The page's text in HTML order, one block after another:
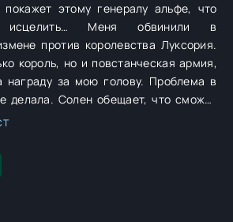
этому генералу альфе, что
Меня обвинили в
против королевства Луксория.
король, но и повстанческая армия,
награду за мою голову. Проблема в
что сможет
знает, что я никогда не выдам его
что сострадание принесет мир в
его истинной природы сделает